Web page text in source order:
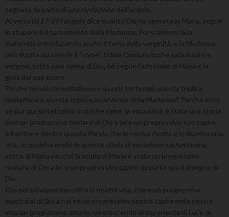
segnata da parte di una rivelazione dell’angelo.
Ai versetti 27-29 l’angelo dice quanto Dio ha operato in Maria, segue
lo stupore e il turbamento della Madonna. Poi si annuncia la
maternità introducendo anche il tema della verginità, e la Madonna
non dubita ma chiede il “come”. Infine l’annuncio che sarà madre e
vergine, tutto sarà opera di Dio, ne segue l’adesione di Maria e la
gioia del suo cuore.
Perché ho voluto sottolineare questi tre tempi, questa triplice
rivelazione e questo triplice intervento della Madonna? Perché in lei,
se pur qui sintetizzato in poche righe, la vocazione è stata una storia,
cioè un progressivo rivelarsi di Dio a lei e un progressivo suo capire
ed entrare dentro questa Parola che le veniva rivolta e le illuminava la
vita. In qualche modo in questa storia di vocazione c’è tutta una
storia di Maria perché la storia di Maria è stata un progressivo
rivelarsi di Dio a lei e un progressivo capire da parte sua il disegno di
Dio.
Qui noi troviamo descritta la nostra vita, che è un progressivo
mostrarsi di Dio a noi ed un progressivo nostro capire nella nostra
vita, un progressivo amarlo, un crescendo di esperienza di Lui e di